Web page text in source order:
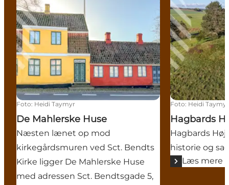
Foto: Heidi Taymyr
De Mahlerske Huse
Næsten lænet op mod
kirkegårdsmuren ved Sct. Bendts
Kirke ligger De Mahlerske Huse
med adressen Sct. Bendtsgade 5,
Foto: Heidi Taymyr
Hagbards
Hagbards
historie og
Læs mere